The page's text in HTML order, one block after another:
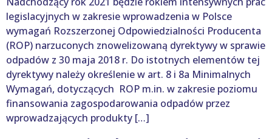
legislacyjnych w zakresie wprowadzenia w Polsce
wymagań Rozszerzonej Odpowiedzialności Producenta
(ROP) narzuconych znowelizowaną dyrektywy w sprawie
odpadów z 30 maja 2018 r. Do istotnych elementów tej
dyrektywy należy określenie w art. 8 i 8a Minimalnych
Wymagań, dotyczących ROP m.in. w zakresie poziomu
finansowania zagospodarowania odpadów przez
wprowadzających produkty […]